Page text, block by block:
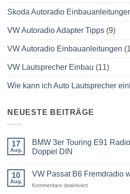
Skoda Autoradio
VW Autoradio Adapter Tipps (9)
VW Autoradio Einbauanleitungen
VW Lautsprecher Einbau (11)
Wie kann ich Auto Lautsprecher
NEUESTE BEITRÄGE
17
Aug.
BMW 3er Touring E91
Doppel DIN
zu
3er
10
Aug.
VW Passat B6 Fremdradio
Kommentare deaktiviertfür